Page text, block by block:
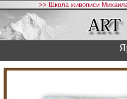
>> Школа живописи